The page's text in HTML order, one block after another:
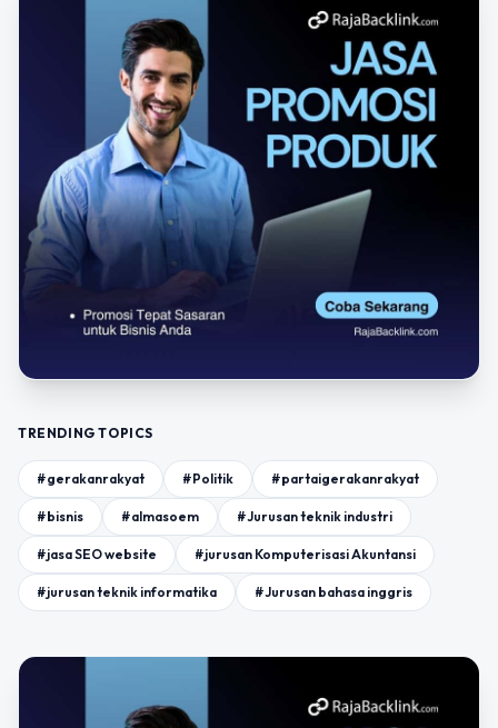
TRENDING TOPICS
#gerakanrakyat #Politik #partaigerakanrakyat
#bisnis #almasoem #Jurusan teknik industri
#jasa SEO website #jurusan Komputerisasi Akuntansi
#jurusan teknik informatika #Jurusan bahasa inggris